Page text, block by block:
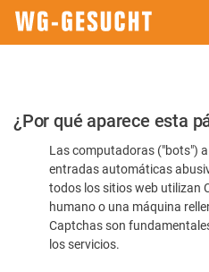
Por
favor,
confirme
humano
¿Por qué aparece esta
Las computadoras ("bots")
entradas automáticas
todos los sitios web utilizan
humano o una máquina
Captchas son
los servicios.